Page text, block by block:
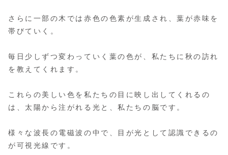
さらに一部の木では赤色の色素が生成され、葉が赤味を
帯びていく。
毎日少しずつ変わっていく葉の色が、私たちに秋の訪れ
を教えてくれます。
これらの美しい色を私たちの目に映し出してくれるの
は、太陽から注がれる光と、私たちの脳です。
様々な波長の電磁波の中で、目が光として認識できるの
が可視光線です。